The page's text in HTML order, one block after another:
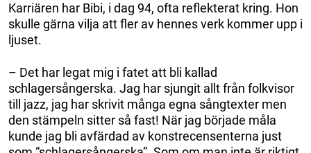
Karriären har Bibi, i dag 94, ofta reflekterat kring. Hon
skulle gärna vilja att fler av hennes verk kommer upp i
ljuset.
– Det har legat mig i fatet att bli kall­ad
schlagersångerska. Jag har sjungit allt från folkvisor
till jazz, jag har skrivit många egna sångtexter men
den stämpeln sitter så fast! När jag började måla
kunde jag bli avfärdad av konstrecensenterna just